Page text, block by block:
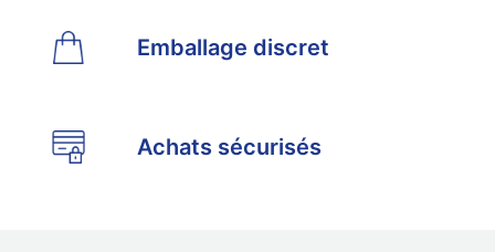
Emballage discret
Achats sécurisés